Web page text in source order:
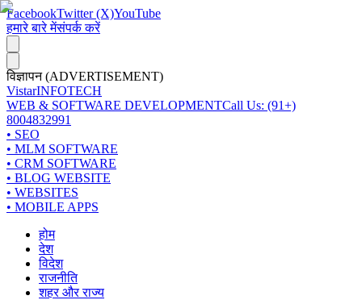
FacebookTwitter (X)YouTube
हमारे बारे मेंसंपर्क करें
विज्ञापन (ADVERTISEMENT)
VistarINFOTECH
WEB & SOFTWARE DEVELOPMENTCall Us: (91+)
8004832991
• SEO
• MLM SOFTWARE
• CRM SOFTWARE
• BLOG WEBSITE
• WEBSITES
• MOBILE APPS
होम
देश
विदेश
राजनीति
शहर और राज्य